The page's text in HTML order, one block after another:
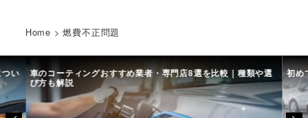
Home >燃費不正問題
い 車のコーティングおすすめ業者・専門店8選を比較｜種類や選
び方も解説
初め